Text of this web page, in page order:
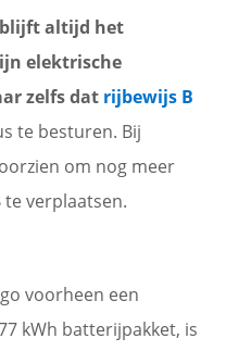
blijft altijd het
elektrische
zelfs dat rijbewijs B
te besturen. Bij
om nog meer
te verplaatsen.
voorheen een
kWh batterijpakket, is